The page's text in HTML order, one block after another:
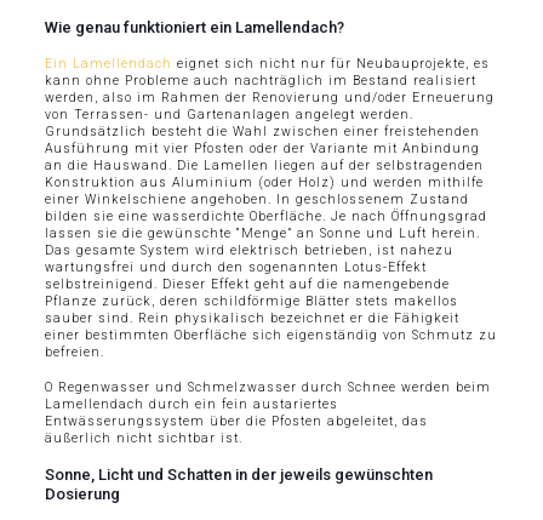
Wie genau funktioniert ein Lamellendach?
Ein Lamellendach eignet sich nicht nur für Neubauprojekte, es
kann ohne Probleme auch nachträglich im Bestand realisiert
werden, also im Rahmen der Renovierung und/oder Erneuerung
von Terrassen- und Gartenanlagen angelegt werden.
Grundsätzlich besteht die Wahl zwischen einer freistehenden
Ausführung mit vier Pfosten oder der Variante mit Anbindung
an die Hauswand. Die Lamellen liegen auf der selbstragenden
Konstruktion aus Aluminium (oder Holz) und werden mithilfe
einer Winkelschiene angehoben. In geschlossenem Zustand
bilden sie eine wasserdichte Oberfläche. Je nach Öffnungsgrad
lassen sie die gewünschte “Menge” an Sonne und Luft herein.
Das gesamte System wird elektrisch betrieben, ist nahezu
wartungsfrei und durch den sogenannten Lotus-Effekt
selbstreinigend. Dieser Effekt geht auf die namengebende
Pflanze zurück, deren schildförmige Blätter stets makellos
sauber sind. Rein physikalisch bezeichnet er die Fähigkeit
einer bestimmten Oberfläche sich eigenständig von Schmutz zu
befreien.
O Regenwasser und Schmelzwasser durch Schnee werden beim
Lamellendach durch ein fein austariertes
Entwässerungssystem über die Pfosten abgeleitet, das
äußerlich nicht sichtbar ist.
Sonne, Licht und Schatten in der jeweils gewünschten
Dosierung